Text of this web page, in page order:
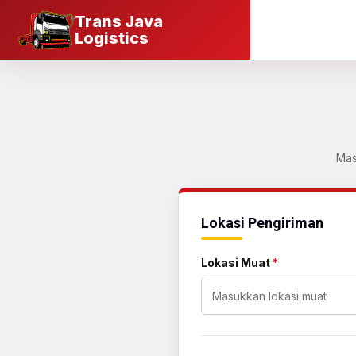
Trans Java
Logistics
Lokasi Pengiriman
Lokasi Muat*